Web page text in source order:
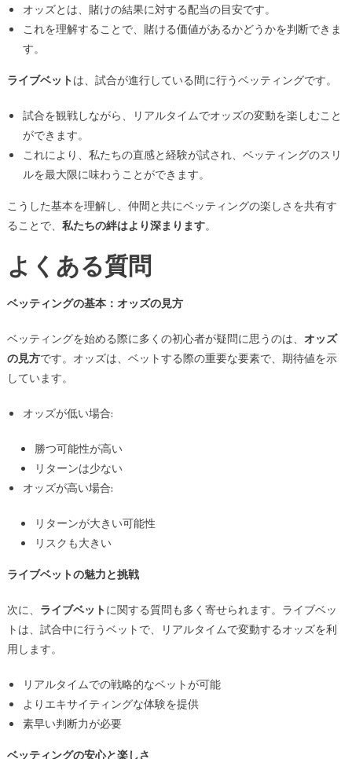
オッズとは、賭けの結果に対する配当の目安です。
これを理解することで、賭ける価値があるかどうかを判断できま
す。
ライブベットは、試合が進行している間に行うベッティングです。
試合を観戦しながら、リアルタイムでオッズの変動を楽しむこと
ができます。
これにより、私たちの直感と経験が試され、ベッティングのスリ
ルを最大限に味わうことができます。
こうした基本を理解し、仲間と共にベッティングの楽しさを共有す
ることで、 私たちの絆はより深まります。
よくある質問
ベッティングの基本：オッズの見方
ベッティングを始める際に多くの初心者が疑問に思うのは、 オッズ
の見方です。オッズは、ベットする際の重要な要素で、期待値を示
しています。
オッズが低い場合:
勝つ可能性が高い
リターンは少ない
オッズが高い場合:
リターンが大きい可能性
リスクも大きい
ライブベットの魅力と挑戦
次に、 ライブベットに関する質問も多く寄せられます。ライブベッ
トは、試合中に行うベットで、リアルタイムで変動するオッズを利
用します。
リアルタイムでの戦略的なベットが可能
よりエキサイティングな体験を提供
素早い判断力が必要
ベッティングの安心と楽しさ